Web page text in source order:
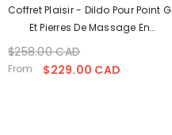
Coffret Plaisir - Dildo Pour Point G
Et Pierres De Massage En
Porcelaine
Prix
habituel
$258.00 CAD
soldé
From $229.00 CAD